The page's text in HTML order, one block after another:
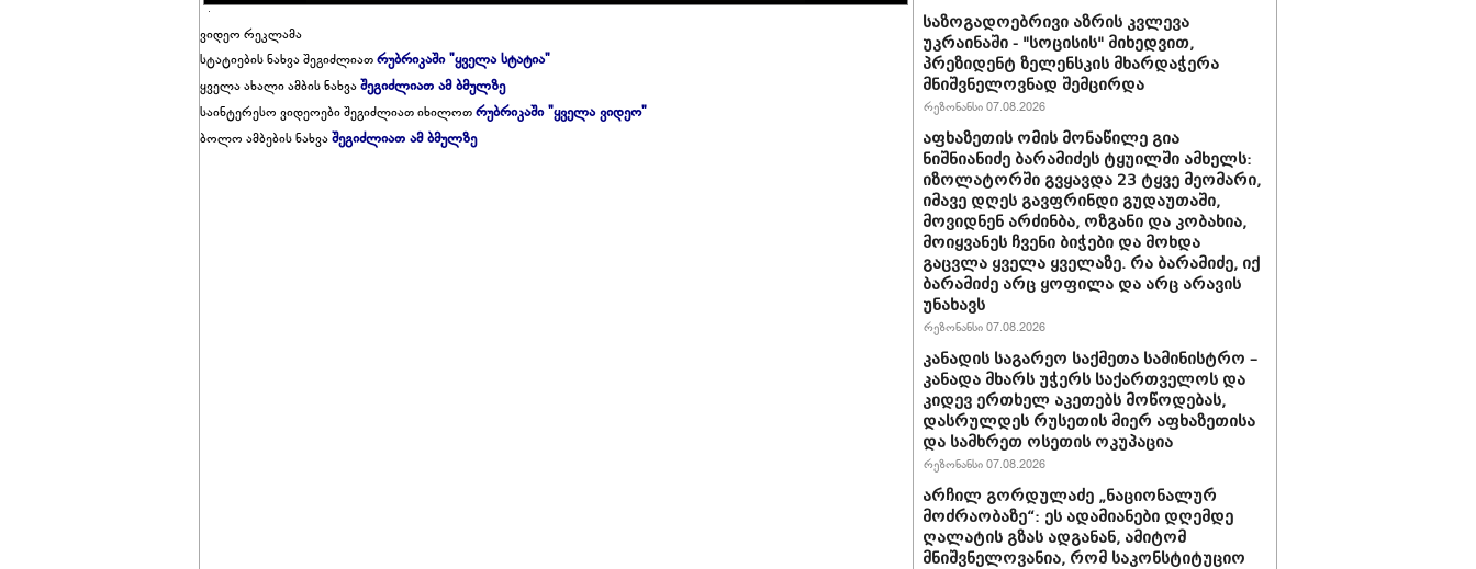
ვიდეო რეკლამა
სტატიების ნახვა შეგიძლიათრუბრიკაში "ყველა სტატია"
ყველა ახალი ამბის ნახვაშეგიძლიათ ამ ბმულზე
საინტერესო ვიდეოები შეგიძლიათ იხილოთრუბრიკაში "ყველა ვიდეო"
ბოლო ამბების ნახვაშეგიძლიათ ამ ბმულზე
საზოგადოებრივი აზრის კვლევა
უკრაინაში - "სოცისის" მიხედვით,
პრეზიდენტ ზელენსკის მხარდაჭერა
მნიშვნელოვნად შემცირდა
რეზონანსი 07.08.2026
აფხაზეთის ომის მონაწილე გია
ნიშნიანიძე ბარამიძეს ტყუილში ამხელს:
იზოლატორში გვყავდა 23 ტყვე მეომარი,
იმავე დღეს გავფრინდი გუდაუთაში,
მოვიდნენ არძინბა, ოზგანი და კობახია,
მოიყვანეს ჩვენი ბიჭები და მოხდა
გაცვლა ყველა ყველაზე. რა ბარამიძე, იქ
ბარამიძე არც ყოფილა და არც არავის
უნახავს
რეზონანსი 07.08.2026
კანადის საგარეო საქმეთა სამინისტრო –
კანადა მხარს უჭერს საქართველოს და
კიდევ ერთხელ აკეთებს მოწოდებას,
დასრულდეს რუსეთის მიერ აფხაზეთისა
და სამხრეთ ოსეთის ოკუპაცია
რეზონანსი 07.08.2026
არჩილ გორდულაძე „ნაციონალურ
მოძრაობაზე“: ეს ადამიანები დღემდე
ღალატის გზას ადგანან, ამიტომ
მნიშვნელოვანია, რომ საკონსტიტუციო